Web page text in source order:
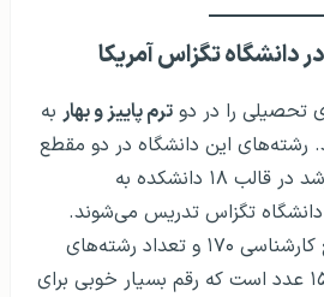
دانشگاه تگزاس آمریکا
تحصیلی را در دو ترم پاییز و بهار به
رشته‌های این دانشگاه در دو مقطع
کارشناسی و کارشناسی‌ارشد در قالب ۱۸ دانشکده به
تگزاس تدریس می‌شوند.
مجموع رشته‌های مقطع کارشناسی ۱۷۰ و تعداد رشته‌های
مقطع کارشناسی‌ارشد ۱۵۹ عدد است که رقم بسیار خوبی برای